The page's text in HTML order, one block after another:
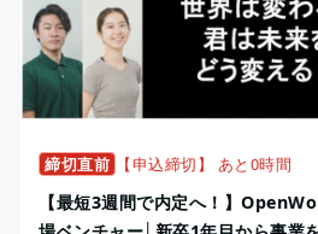
締切直前 【申込締切】 あと0時間
【最短3週間で内定へ！】